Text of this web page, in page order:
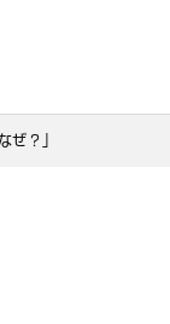
ぜ？」